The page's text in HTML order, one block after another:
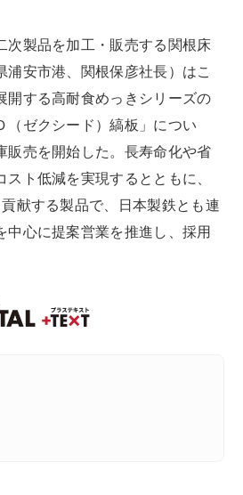
次製品を加工・販売する関根床
浦安市港、関根保彦社長）はこ
開する高耐食めっきシリーズの
（ゼクシード）縞板」につい
販売を開始した。長寿命化や省
ト低減を実現するとともに、
献する製品で、日本製鉄とも連
中心に提案営業を推進し、採用